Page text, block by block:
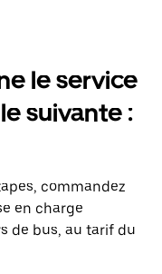
le service
suivante :
commandez
en charge
de bus, au tarif du